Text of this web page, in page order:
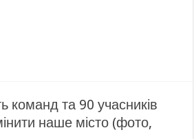
команд та 90 учасників
наше місто (фото,